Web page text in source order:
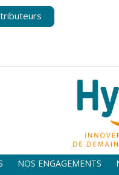
NOS ENGAGEMENTS